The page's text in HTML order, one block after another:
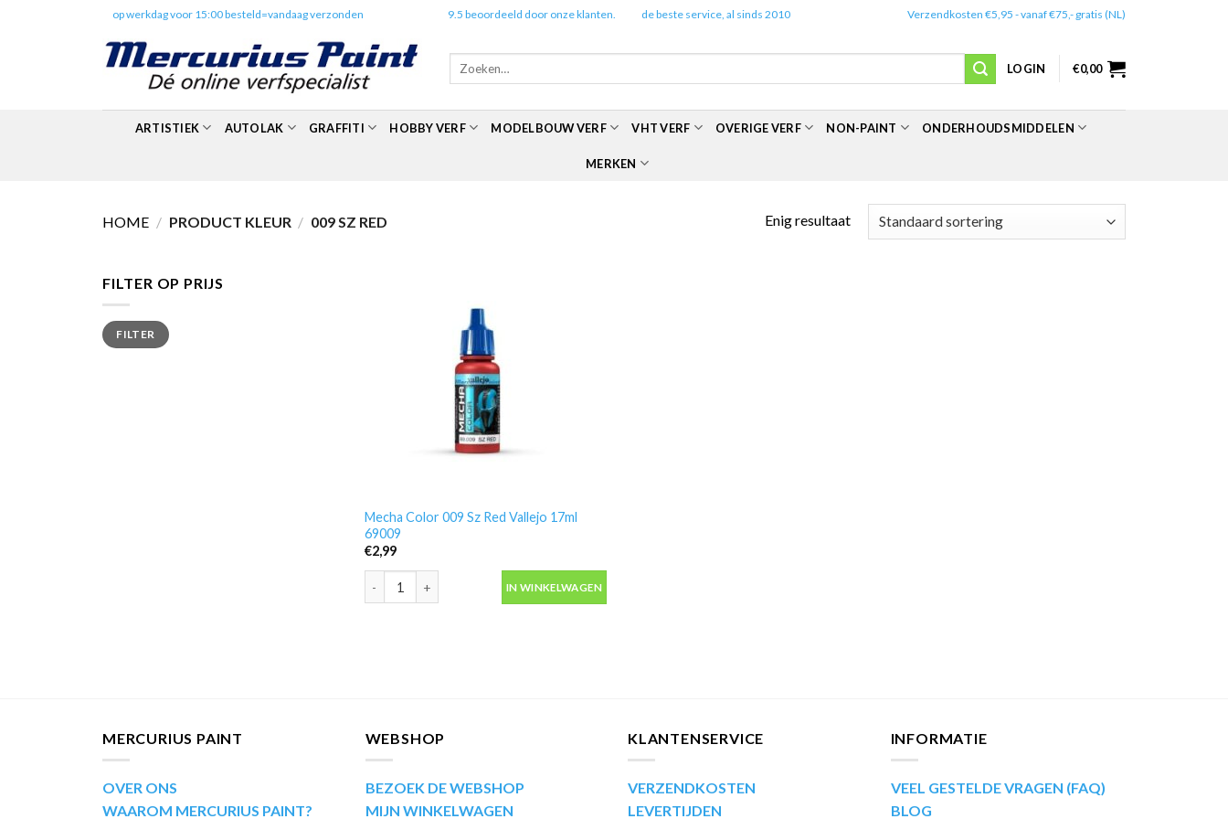
op werkdag voor 15:00 besteld=vandaag verzonden 9.5 beoordeeld door onze klanten. de beste service, al sinds 2010 Verzendkosten €5,95 - vanaf €75,- gratis (NL)
Zoeken
LOGIN €0,00
ARTISTIEK AUTOLAK GRAFFITI HOBBY VERF MODELBOUW VERF VHT VERF OVERIGE VERF NON-PAINT ONDERHOUDSMIDDELEN
MERKEN
HOME / PRODUCT KLEUR / 009 SZ RED Enig resultaat
FILTER OP PRIJS
Min.
prijs
Max.
prijsFILTER
Mecha Color 009 Sz Red Vallejo 17ml
69009
€2,99
Mecha Color 009 Sz Red Vallejo 17ml 69009 aantal
IN WINKELWAGEN
MERCURIUS PAINT
OVER ONS
WAAROM MERCURIUS PAINT?
WEBSHOP
BEZOEK DE WEBSHOP
MIJN WINKELWAGEN
KLANTENSERVICE
VERZENDKOSTEN
LEVERTIJDEN
INFORMATIE
VEEL GESTELDE VRAGEN (FAQ)
BLOG